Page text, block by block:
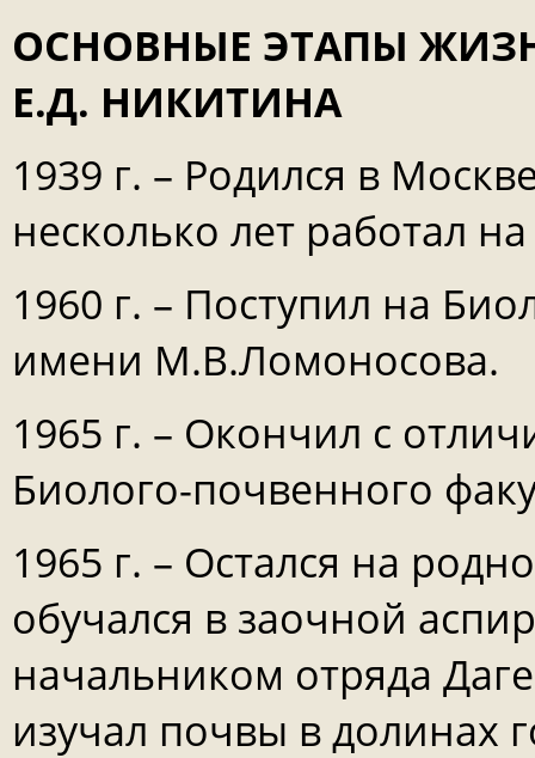
ОСНОВНЫЕ ЭТАПЫ
Е.Д. НИКИТИНА
1939 г. – Родился в
несколько лет работал
1960 г. – Поступил на
имени М.В.Ломоносова.
1965 г. – Окончил с
Биолого-почвенного
1965 г. – Остался на
обучался в заочной
начальником отряда
изучал почвы в долинах